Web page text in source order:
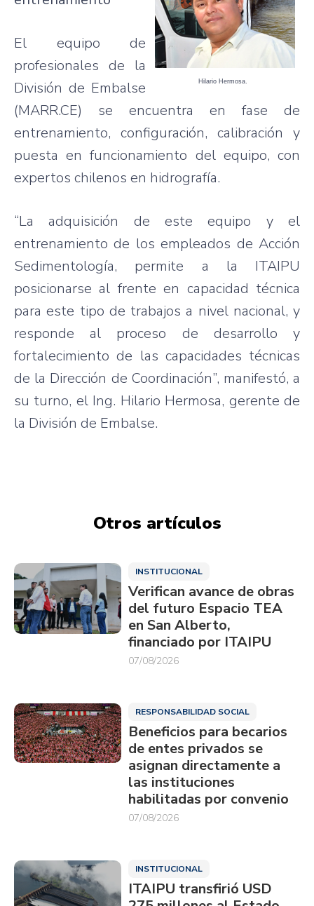
Hilario Hermosa.
El equipo de
profesionales de la
División de Embalse
(MARR.CE) se encuentra en fase de
entrenamiento, configuración, calibración y
puesta en funcionamiento del equipo, con
expertos chilenos en hidrografía.
“La adquisición de este equipo y el
entrenamiento de los empleados de Acción
Sedimentología, permite a la ITAIPU
posicionarse al frente en capacidad técnica
para este tipo de trabajos a nivel nacional, y
responde al proceso de desarrollo y
fortalecimiento de las capacidades técnicas
de la Dirección de Coordinación”, manifestó, a
su turno, el Ing. Hilario Hermosa, gerente de
la División de Embalse.
Otros artículos
INSTITUCIONAL
Verifican avance de obras
del futuro Espacio TEA
en San Alberto,
financiado por ITAIPU
07/08/2026
RESPONSABILIDAD SOCIAL
Beneficios para becarios
de entes privados se
asignan directamente a
las instituciones
habilitadas por convenio
07/08/2026
INSTITUCIONAL
ITAIPU transfirió USD